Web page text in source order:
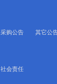
采购公告 其它公
社会责任